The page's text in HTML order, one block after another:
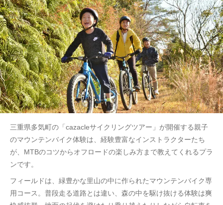
三重県多気町の「cazacleサイクリングツアー」が開催する親子
のマウンテンバイク体験は、経験豊富なインストラクターたち
が、MTBのコツからオフロードの楽しみ方まで教えてくれるプラ
ンです。
フィールドは、緑豊かな里山の中に作られたマウンテンバイク専
用コース。普段走る道路とは違い、森の中を駆け抜ける体験は爽